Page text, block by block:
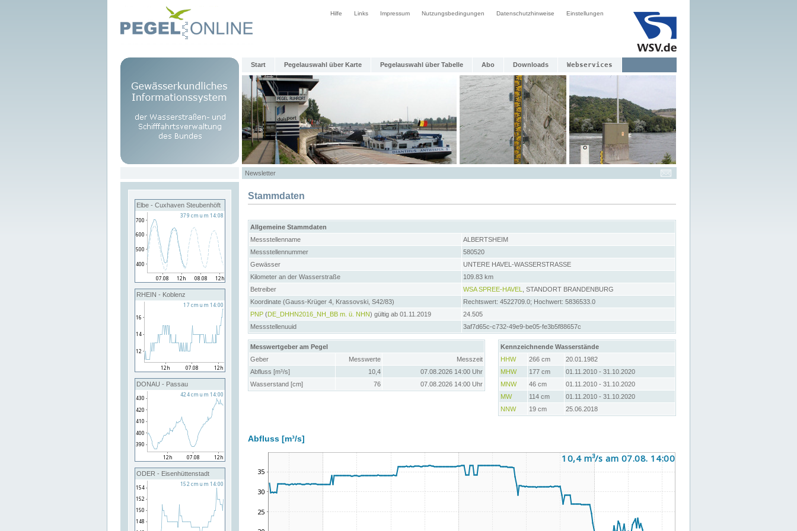
Hilfe Links Impressum Nutzungsbedingungen Datenschutzhinweise Einstellungen
Start Pegelauswahl über Karte Pegelauswahl über Tabelle Abo Downloads Webservices
Newsletter
Elbe - Cuxhaven Steubenhöft
RHEIN - Koblenz
DONAU - Passau
ODER - Eisenhüttenstadt
Stammdaten
Allgemeine Stammdaten
Messstellenname
ALBERTSHEIM
Messstellennummer
580520
Gewässer
UNTERE HAVEL-WASSERSTRASSE
Kilometer an der Wasserstraße
109.83 km
Betreiber
WSA SPREE-HAVEL
, STANDORT BRANDENBURG
Koordinate (Gauss-Krüger 4, Krassovski, S42/83)
Rechtswert: 4522709.0; Hochwert: 5836533.0
PNP (DE_DHHN2016_NH_BB m. ü. NHN) gültig ab 01.11.2019
24.505
Messstellenuuid
3af7d65c-c732-49e9-be05-fe3b5f88657c
Messwertgeber am Pegel
Geber
Messwerte
Messzeit
Abfluss [m³/s]
10,4
07.08.2026 14:00 Uhr
Wasserstand [cm]
76 07.08.2026 14:00 Uhr
Kennzeichnende Wasserstände
HHW
266 cm
20.01.1982
MHW
177 cm
01.11.2010 - 31.10.2020
MNW
46 cm
01.11.2010 - 31.10.2020
MW
114 cm
01.11.2010 - 31.10.2020
NNW
19 cm 25.06.2018
Abfluss [m³/s]